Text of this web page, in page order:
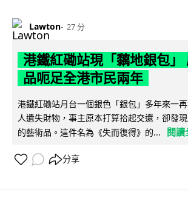
Lawton 27 分
港鐵紅磡站現「黐地銀包」
品呃足全港市民兩年
港鐵紅磡站月台一個銀色「銀包」多年來一
人遺失財物，事主原本打算拾起交還，卻發
的藝術品。這件名為《失而復得》的...
閱讀
分享